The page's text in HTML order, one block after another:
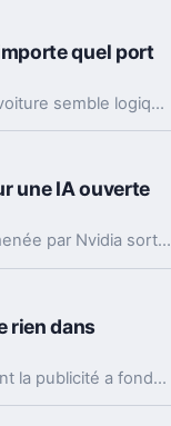
quel port
Brancher son laptop sur le port USB de la voiture semble logique. En pratique, la puissance manque souvent, sauf rares exceptions bien identifiées.
une IA ouverte
Une semaine après sa création, l’alliance menée par Nvidia sort déjà des propositions concrètes pour sécuriser l’IA ouverte. Et ce timing compte.
rien dans
Les nouveaux chiffres montrent à quel point la publicité a fondu sur X depuis 2022. Et même en légère hausse sur un trimestre, elle pèse peu dans l’ensemble.